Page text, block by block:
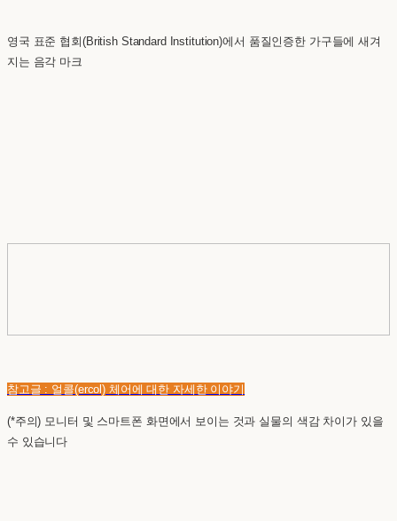
영국 표준 협회(British Standard Institution)에서 품질인증한 가구들에 새겨
지는 음각 마크
참고글 : 얼콜(ercol) 체어에 대한 자세한 이야기
(*주의) 모니터 및 스마트폰 화면에서 보이는 것과 실물의 색감 차이가 있을
수 있습니다